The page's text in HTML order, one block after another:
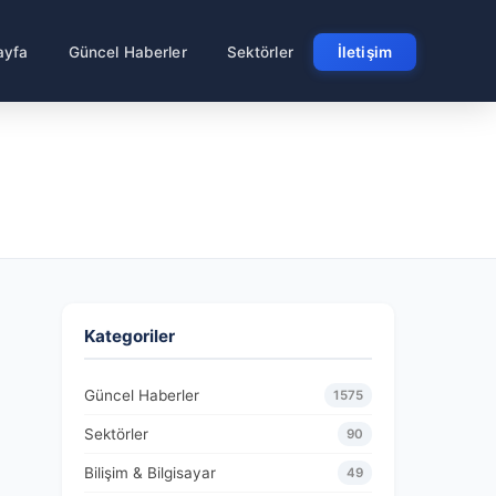
Güncel Haberler Sektörler İletişim
Kategoriler
Güncel Haberler 1575
Sektörler 90
Bilişim & Bilgisayar 49